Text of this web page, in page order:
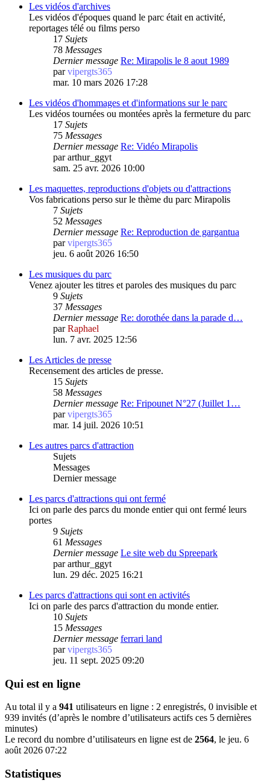
Les vidéos d'archives
Les vidéos d'époques quand le parc était en activité,
reportages télé ou films perso
17 Sujets
78 Messages
Dernier message Re: Mirapolis le 8 aout 1989
parvipergts365
mar. 10 mars 2026 17:28
Les vidéos d'hommages et d'informations sur le parc
Les vidéos tournées ou montées après la fermeture du parc
17 Sujets
75 Messages
Dernier message Re: Vidéo Mirapolis
pararthur_ggyt
sam. 25 avr. 2026 10:00
Les maquettes, reproductions d'objets ou d'attractions
Vos fabrications perso sur le thème du parc Mirapolis
7 Sujets
52 Messages
Dernier message Re: Reproduction de gargantua
parvipergts365
jeu. 6 août 2026 16:50
Les musiques du parc
Venez ajouter les titres et paroles des musiques du parc
9 Sujets
37 Messages
Dernier message Re: dorothée dans la parade d…
parRaphael
lun. 7 avr. 2025 12:56
Les Articles de presse
Recensement des articles de presse.
15 Sujets
58 Messages
Dernier message Re: Fripounet N°27 (Juillet 1…
parvipergts365
mar. 14 juil. 2026 10:51
Les autres parcs d'attraction
Sujets
Messages
Dernier message
Les parcs d'attractions qui ont fermé
Ici on parle des parcs du monde entier qui ont fermé leurs
portes
9 Sujets
61 Messages
Dernier message Le site web du Spreepark
pararthur_ggyt
lun. 29 déc. 2025 16:21
Les parcs d'attractions qui sont en activités
Ici on parle des parcs d'attraction du monde entier.
10 Sujets
15 Messages
Dernier message ferrari land
parvipergts365
jeu. 11 sept. 2025 09:20
Qui est en ligne
Au total il y a 941 utilisateurs en ligne : 2 enregistrés, 0 invisible et
939 invités (d’après le nombre d’utilisateurs actifs ces 5 dernières
minutes)
Le record du nombre d’utilisateurs en ligne est de 2564, le jeu. 6
août 2026 07:22
Statistiques